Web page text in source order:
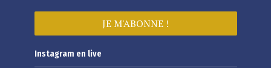
Instagram en live